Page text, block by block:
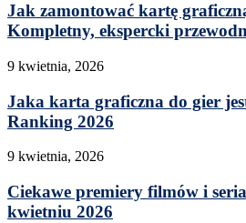
Jak zamontować kartę
Kompletny, ekspercki
9 kwietnia, 2026
Jaka karta graficzna do gier
Ranking 2026
9 kwietnia, 2026
Ciekawe premiery filmów i
kwietniu 2026